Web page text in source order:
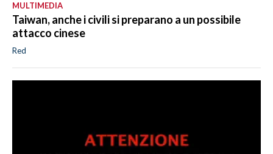
MULTIMEDIA
Taiwan, anche i civili si preparano a un possibile
attacco cinese
Red